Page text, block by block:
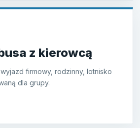
z kierowcą
firmowy, rodzinny, lotnisko
dla grupy.